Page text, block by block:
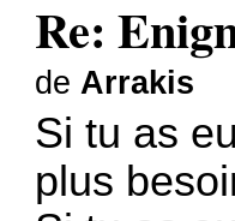
Re:
de Arrakis
Si tu as
plus